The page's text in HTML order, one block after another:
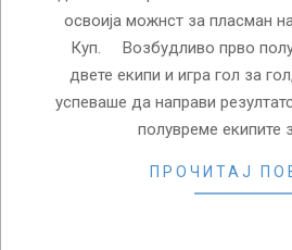
освоија можнст за пласман
Куп. Возбудливо прво
двете екипи и игра гол за
успеваше да направи
полувреме екипите
ПРОЧИТАЈ